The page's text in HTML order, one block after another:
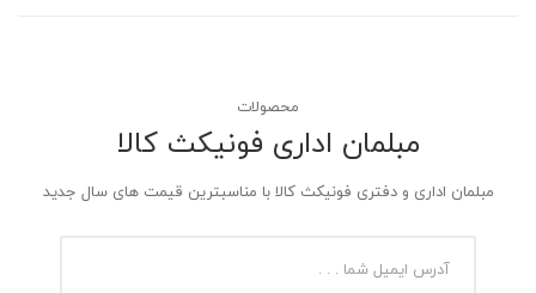
محصولات
مبلمان اداری فونیکث کالا
مبلمان اداری و دفتری فونیکث کالا با مناسبترین قیمت های سال جدید